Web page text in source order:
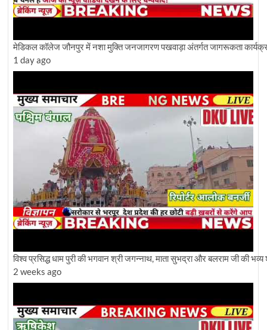
मेडिकल कॉलेज जौनपुर में नशा मुक्ति जनजागरण पखवाड़ा अंतर्गत जागरूकता
1 day ago
विश्व प्रसिद्ध धाम पुरी की भगवान श्री जगन्नाथ, माता सुभद्रा और बलराम जी की भव्य
2 weeks ago